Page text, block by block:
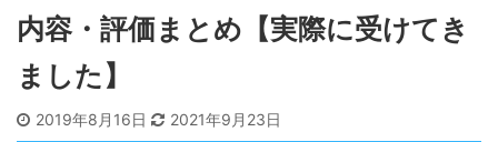
内容・評価まとめ【実際に受けてき
ました】
2019年8月16日 2021年9月23日